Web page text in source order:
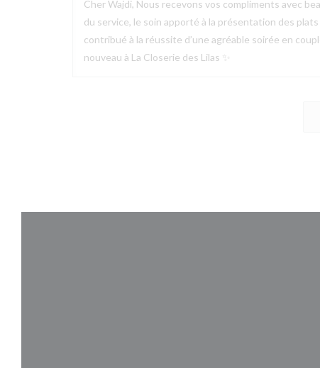
Cher Wajdi, Nous recevons vos compliments avec
du service, le soin apporté à la présentation des
contribué à la réussite d’une agréable soirée en
nouveau à La Closerie des Lilas ✨